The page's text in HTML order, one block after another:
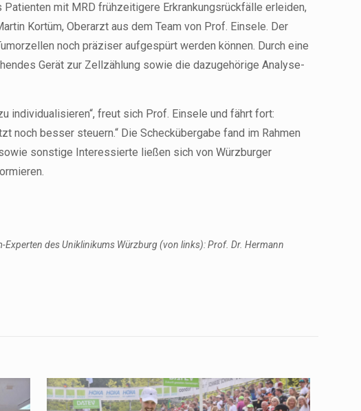
mit MRD frühzeitigere Erkrankungsrückfälle erleiden,
Kortüm, Oberarzt aus dem Team von Prof. Einsele. Der
noch präziser aufgespürt werden können. Durch eine
Gerät zur Zellzählung sowie die dazugehörige Analyse-
individualisieren“, freut sich Prof. Einsele und fährt fort:
noch besser steuern.“ Die Scheckübergabe fand im Rahmen
sonstige Interessierte ließen sich von Würzburger
Experten des Uniklinikums Würzburg (von links): Prof. Dr. Hermann